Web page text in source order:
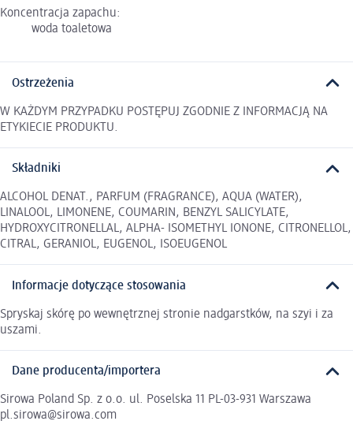
Koncentracja zapachu:
woda toaletowa
Ostrzeżenia
W KAŻDYM PRZYPADKU POSTĘPUJ ZGODNIE Z INFORMACJĄ NA
ETYKIECIE PRODUKTU.
Składniki
ALCOHOL DENAT., PARFUM (FRAGRANCE), AQUA (WATER),
LINALOOL, LIMONENE, COUMARIN, BENZYL SALICYLATE,
HYDROXYCITRONELLAL, ALPHA- ISOMETHYL IONONE, CITRONELLOL,
CITRAL, GERANIOL, EUGENOL, ISOEUGENOL
Informacje dotyczące stosowania
Spryskaj skórę po wewnętrznej stronie nadgarstków, na szyi i za
uszami.
Dane producenta/importera
Sirowa Poland Sp. z o.o. ul. Poselska 11 PL-03-931 Warszawa
pl.sirowa@sirowa.com